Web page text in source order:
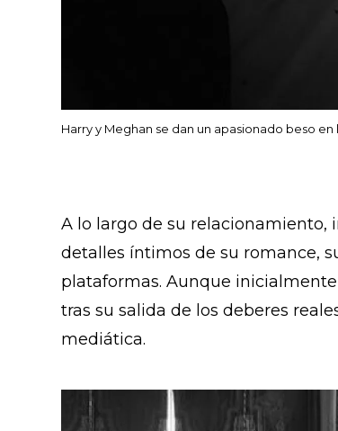
Harry y Meghan se dan un apasionado beso
A lo largo de su relacionamiento,
detalles íntimos de su romance,
plataformas. Aunque
tras su salida de los deberes
mediática.